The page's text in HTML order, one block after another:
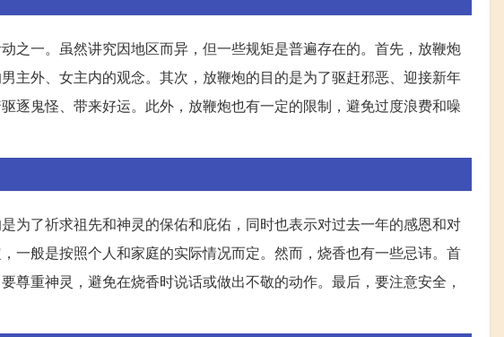
之一。虽然讲究因地区而异，但一些规矩是普遍存在的。首先，放鞭炮
主外、女主内的观念。其次，放鞭炮的目的是为了驱赶邪恶、迎接新年
逐鬼怪、带来好运。此外，放鞭炮也有一定的限制，避免过度浪费和噪
为了祈求祖先和神灵的保佑和庇佑，同时也表示对过去一年的感恩和对
一般是按照个人和家庭的实际情况而定。然而，烧香也有一些忌讳。首
尊重神灵，避免在烧香时说话或做出不敬的动作。最后，要注意安全，